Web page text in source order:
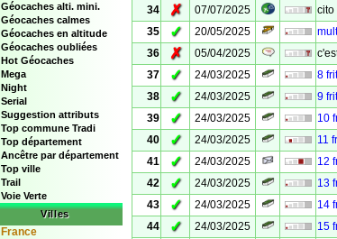
Géocaches alti. mini.
Géocaches calmes
Géocaches en altitude
Géocaches oubliées
Hot Géocaches
Mega
Night
Serial
Suggestion attributs
Top commune Tradi
Top département
Ancêtre par département
Top ville
Trail
Voie Verte
Villes
France
34
✗ 07/07/2025
cito
35
✓ 20/05/2025
36
✗ 05/04/2025
37
✓ 24/03/2025
8
38
✓ 24/03/2025
9
39
✓ 24/03/2025
10
40
✓ 24/03/2025
11
41
✓ 24/03/2025
12
42
✓ 24/03/2025
13
43
✓ 24/03/2025
14
44
✓ 24/03/2025
15